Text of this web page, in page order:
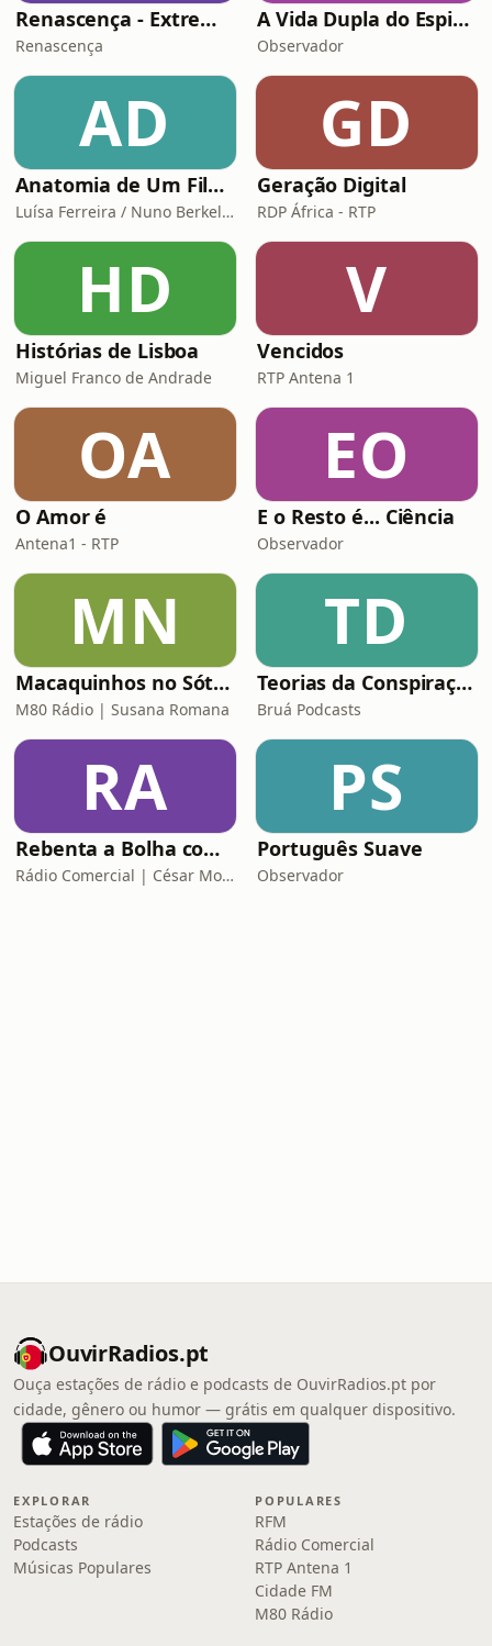
Renascença - Extremamente Desagradável
Renascença
A Vida Dupla do Espião Traidor
Observador
AD
Anatomia de Um Filme de Terror
Luísa Ferreira / Nuno Berkeley Cotter
GD
Geração Digital
RDP África - RTP
HD
Histórias de Lisboa
Miguel Franco de Andrade
V
Vencidos
RTP Antena 1
OA
O Amor é
Antena1 - RTP
EO
E o Resto é... Ciência
Observador
MN
Macaquinhos no Sótão
M80 Rádio | Susana Romana
TD
Teorias da Conspiração
Bruá Podcasts
RA
Rebenta a Bolha com César Mourão
Rádio Comercial | César Mourão
PS
Português Suave
Observador
OuvirRadios.pt
Ouça estações de rádio e podcasts de OuvirRadios.pt por
cidade, gênero ou humor — grátis em qualquer dispositivo.
EXPLORAR
Estações de rádio
Podcasts
Músicas Populares
POPULARES
RFM
Rádio Comercial
RTP Antena 1
Cidade FM
M80 Rádio